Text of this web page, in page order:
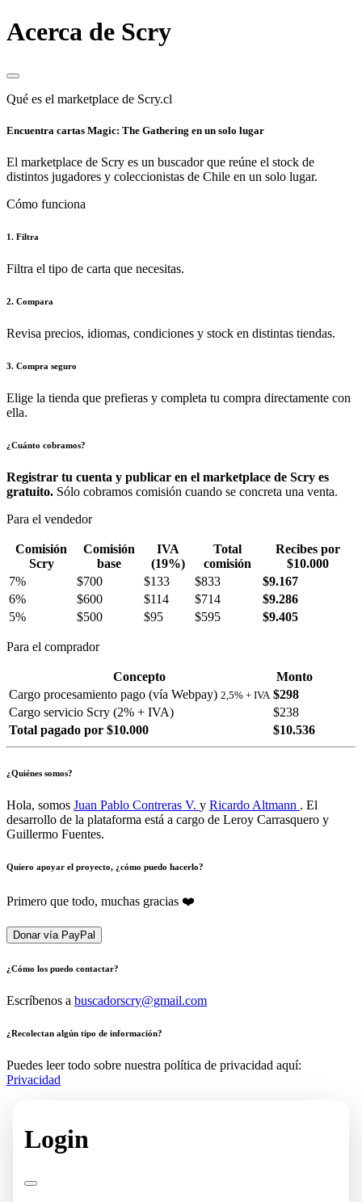
Acerca de Scry
Qué es el marketplace de Scry.cl
Encuentra cartas Magic: The Gathering en un solo lugar
El marketplace de Scry es un buscador que reúne el stock de
distintos jugadores y coleccionistas de Chile en un solo lugar.
Cómo funciona
1. Filtra
Filtra el tipo de carta que necesitas.
2. Compara
Revisa precios, idiomas, condiciones y stock en distintas tiendas.
3. Compra seguro
Elige la tienda que prefieras y completa tu compra directamente con
ella.
¿Cuánto cobramos?
Registrar tu cuenta y publicar en el marketplace de Scry es
gratuito. Sólo cobramos comisión cuando se concreta una venta.
Para el vendedor
Comisión
Scry
Comisión
base
IVA
(19%)
Total
comisión
Recibes por
$10.000
7%
$700 $133 $833
$9.167
6%
$600 $114 $714
$9.286
5%
$500 $95 $595 $9.405
Para el comprador
Concepto
Monto
Cargo procesamiento pago (vía Webpay) 2,5% + IVA $298
Cargo servicio Scry (2% + IVA)
$238
Total pagado por $10.000
$10.536
¿Quiénes somos?
Hola, somos Juan Pablo Contreras V. y Ricardo Altmann . El
desarrollo de la plataforma está a cargo de Leroy Carrasquero y
Guillermo Fuentes.
Quiero apoyar el proyecto, ¿cómo puedo hacerlo?
Primero que todo, muchas gracias ❤️
Donar vía PayPal
¿Cómo los puedo contactar?
Escríbenos a buscadorscry@gmail.com
¿Recolectan algún tipo de información?
Puedes leer todo sobre nuestra política de privacidad aquí:
Privacidad
Login